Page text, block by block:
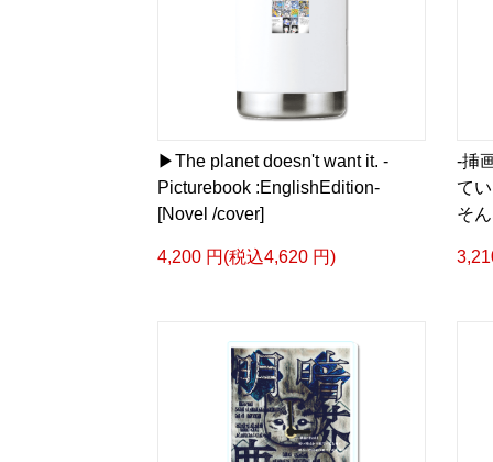
▶︎The planet doesn't want it. -
Picturebook :EnglishEdition-
[Novel /cover]
4,200 円(税込4,620 円)
-挿
て
そ